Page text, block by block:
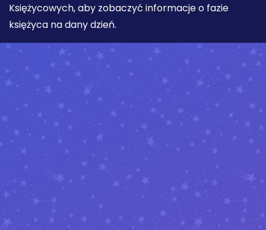
Księżycowych, aby zobaczyć informacje o fazie
księżyca na dany dzień.